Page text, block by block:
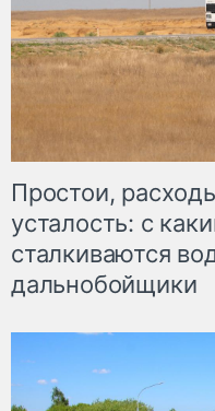
Простои,
усталость: с
сталкиваются
дальнобойщики